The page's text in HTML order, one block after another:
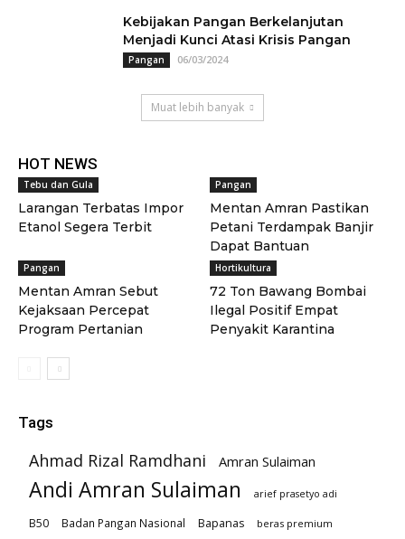
Kebijakan Pangan Berkelanjutan
Menjadi Kunci Atasi Krisis Pangan
Pangan 06/03/2024
Muat lebih banyak
HOT NEWS
Tebu dan Gula
Larangan Terbatas Impor
Etanol Segera Terbit
Pangan
Mentan Amran Pastikan
Petani Terdampak Banjir
Dapat Bantuan
Pangan
Mentan Amran Sebut
Kejaksaan Percepat
Program Pertanian
Hortikultura
72 Ton Bawang Bombai
Ilegal Positif Empat
Penyakit Karantina
Tags
Ahmad Rizal Ramdhani Amran Sulaiman
Andi Amran Sulaiman arief prasetyo adi
B50 Badan Pangan Nasional Bapanas beras premium